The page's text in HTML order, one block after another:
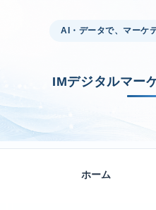
AI・データで、マーケ
IMデジタルマー
ホーム